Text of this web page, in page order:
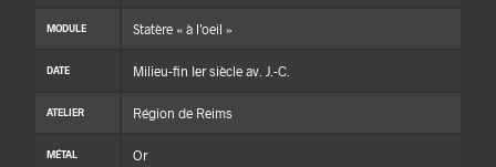
MODULE Statère « à l’oeil »
DATE Milieu-fin Ier siècle av. J.-C.
ATELIER Région de Reims
MÉTAL Or